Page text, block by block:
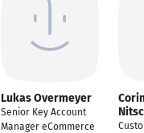
Lukas Overmeyer
Senior Key Account
Manager eCommerce